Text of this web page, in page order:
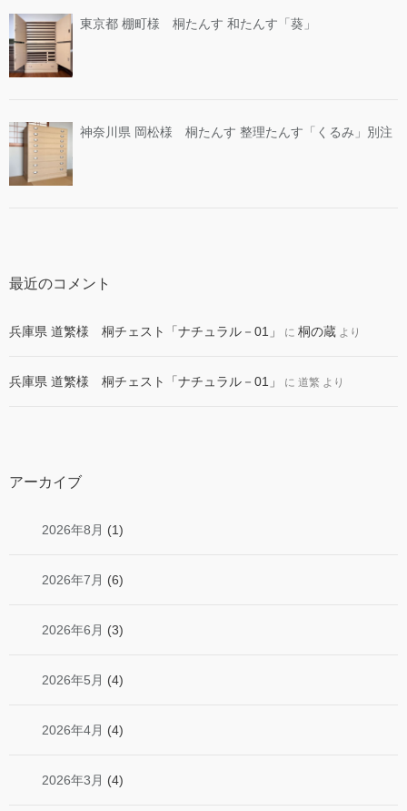
東京都 棚町様 桐たんす 和たんす「葵」
神奈川県 岡松様 桐たんす 整理たんす「くるみ」別注
最近のコメント
兵庫県 道繁様 桐チェスト「ナチュラル－01」 に 桐の蔵 より
兵庫県 道繁様 桐チェスト「ナチュラル－01」 に 道繁 より
アーカイブ
2026年8月 (1)
2026年7月 (6)
2026年6月 (3)
2026年5月 (4)
2026年4月 (4)
2026年3月 (4)